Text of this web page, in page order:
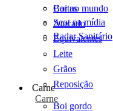
Cartas
Scot na mídia
Radar Sanitário
Boi no mundo
Atacado
Equivalentes
Leite
Grãos
Reposição
Carne
Carne
Boi gordo